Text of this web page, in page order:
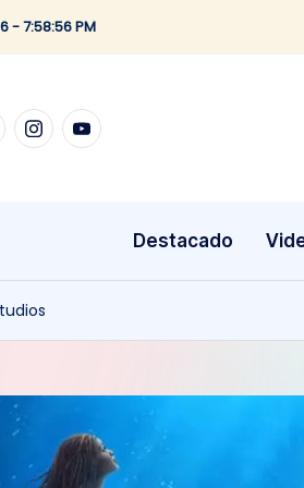
-7:58:56 PM
instagram.com
youtube.com
Destacado